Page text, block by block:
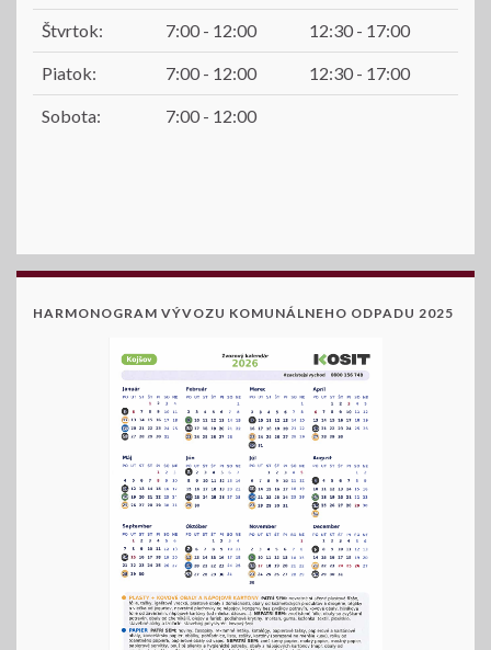
Štvrtok: 7:00 - 12:00 12:30 - 17:00
Piatok: 7:00 - 12:00 12:30 - 17:00
Sobota: 7:00 - 12:00
HARMONOGRAM VÝVOZU KOMUNÁLNEHO ODPADU 2025